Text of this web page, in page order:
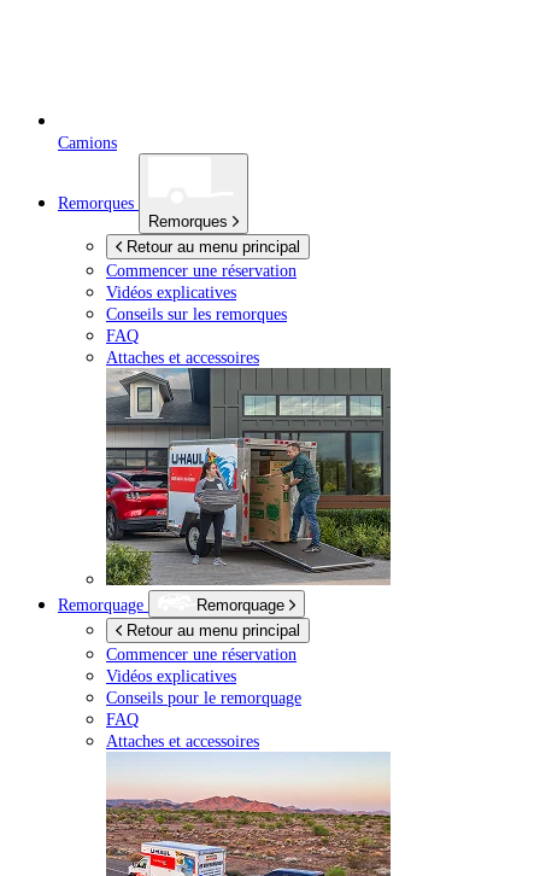
Camions
Remorques
Remorques
Retour au menu principal
Commencer une réservation
Vidéos explicatives
Conseils sur les remorques
FAQ
Attaches et accessoires
Remorquage
Remorquage
Retour au menu principal
Commencer une réservation
Vidéos explicatives
Conseils pour le remorquage
FAQ
Attaches et accessoires